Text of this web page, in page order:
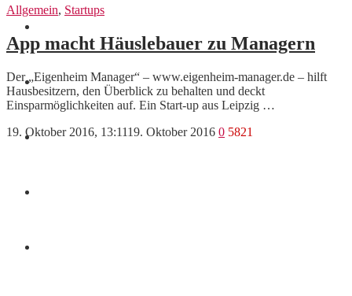
News
Finanzen
Allgemein, Startups
App macht Häuslebauer zu Managern
Der „Eigenheim Manager“ – www.eigenheim-manager.de – hilft
Hausbesitzern, den Überblick zu behalten und deckt
Einsparmöglichkeiten auf. Ein Start-up aus Leipzig …
19. Oktober 2016, 13:1119. Oktober 2016 0 5821